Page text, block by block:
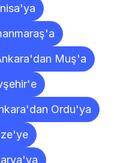
Muş'a
Ordu'ya